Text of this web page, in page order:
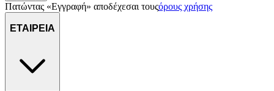
Πατώντας «Εγγραφή» αποδέχεσαι τουςόρους χρήσης
ΕΤΑΙΡΕΙΑ